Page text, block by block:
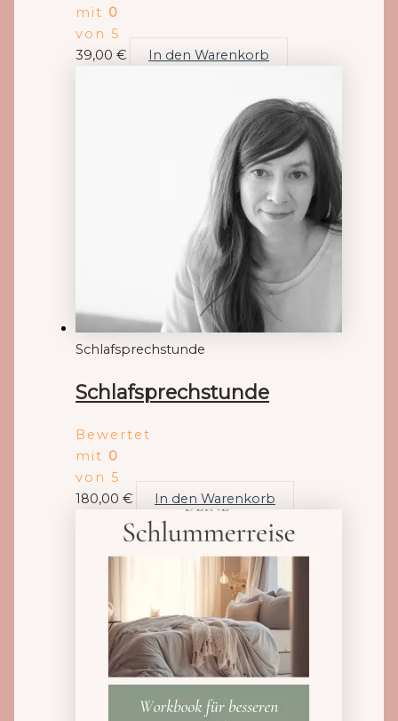
mit 0
von 5
39,00€ In den Warenkorb
Schlafsprechstunde
Schlafsprechstunde
Bewertet
mit 0
von 5
180,00€ In den Warenkorb